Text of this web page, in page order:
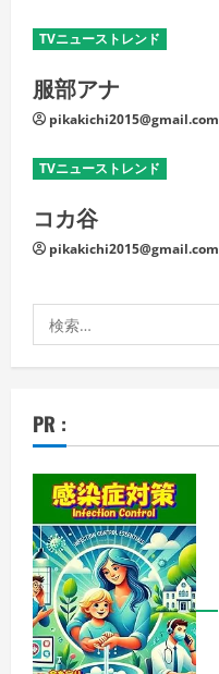
TVニューストレンド
服部アナ
pikakichi2015@gmail.com
TVニューストレンド
コカ谷
pikakichi2015@gmail.com
索:
PR :